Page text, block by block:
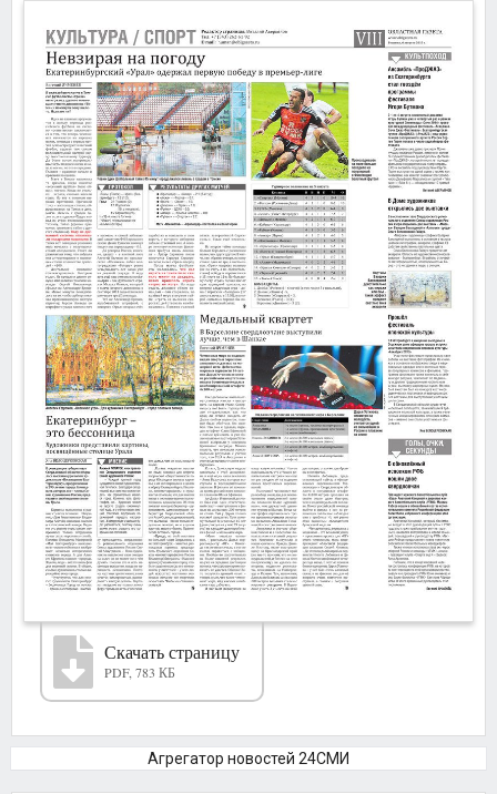
Скачать страницу
PDF, 783 КБ
Агрегатор новостей 24СМИ